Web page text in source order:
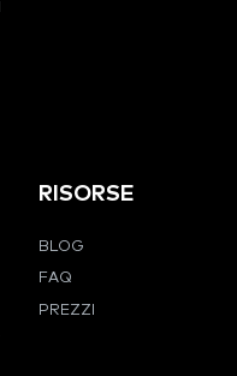
RISORSE
BLOG
FAQ
PREZZI